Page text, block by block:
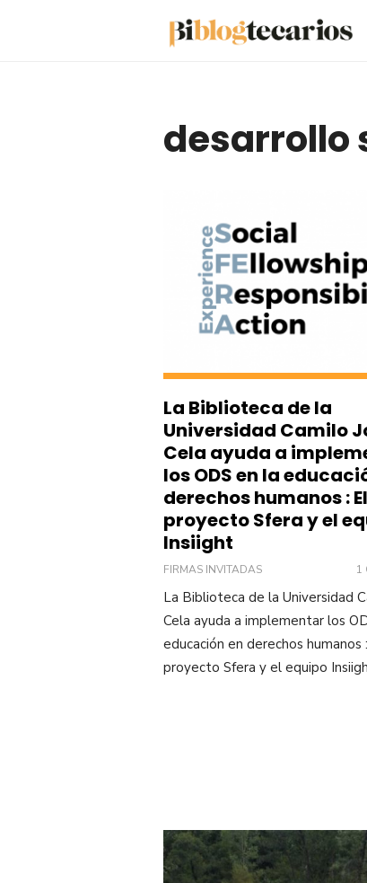
desarrollo
La Biblioteca de la
Universidad Camilo
Cela ayuda a
los ODS en la
derechos humanos : El
proyecto Sfera y el
Insiight
FIRMAS INVITADAS 1
La Biblioteca de la Universidad
Cela ayuda a implementar los
educación en derechos humanos
proyecto Sfera y el equipo